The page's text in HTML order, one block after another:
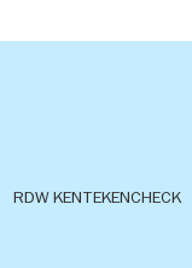
RDW KENTEKENCHECK